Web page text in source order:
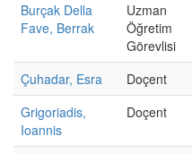
Burçak Della
Fave, Berrak
Uzman
Öğretim
Görevlisi
Çuhadar, Esra Doçent
Grigoriadis,
Ioannis
Doçent